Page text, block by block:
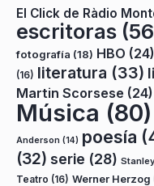
El Click de Ràdio
escritoras
fotografía (18) HBO (24)
(16) literatura (33)
Martin Scorsese (24)
Música (80)
Anderson (14) poesía
(32) serie (28)
Teatro (16) Werner Herzog